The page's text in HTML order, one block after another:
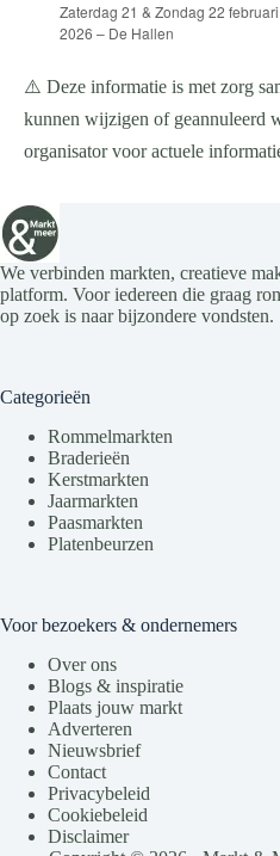
Zaterdag 21 & Zondag 22 februari
2026 – De Hallen
⚠️ Deze informatie is met zorg
kunnen wijzigen of geannuleerd
organisator voor actuele
We verbinden markten, creatieve
platform. Voor iedereen die graag
op zoek is naar bijzondere vondsten.
Categorieën
Rommelmarkten
Braderieën
Kerstmarkten
Jaarmarkten
Paasmarkten
Platenbeurzen
Voor bezoekers & ondernemers
Over ons
Blogs & inspiratie
Plaats jouw markt
Adverteren
Nieuwsbrief
Contact
Privacybeleid
Cookiebeleid
Disclaimer